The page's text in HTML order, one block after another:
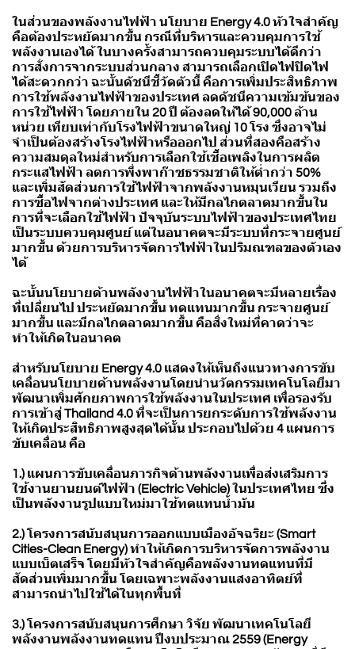
ในส่วนของพลังงานไฟฟ้า นโยบาย Energy 4.0 หัวใจสำคัญ
คือต้องประหยัดมากขึ้น กรณีที่บริหารและควบคุมการใช้
พลังงานเองได้ ในบางครั้งสามารถควบคุมระบบได้ดีกว่า
การสั่งการจากระบบส่วนกลาง สามารถเลือกเปิดไฟปิดไฟ
ได้สะดวกกว่า ฉะนั้นดัชนีชี้วัดตัวนี้ คือการเพิ่มประสิทธิภาพ
การใช้พลังงานไฟฟ้าของประเทศ ลดดัชนีความเข้มข้นของ
การใช้ไฟฟ้า โดยภายใน 20 ปี ต้องลดให้ได้ 90,000 ล้าน
หน่วย เทียบเท่ากับโรงไฟฟ้าขนาดใหญ่ 10 โรง ซึ่งอาจไม่
จำเป็นต้องสร้างโรงไฟฟ้าหรือออกไป ส่วนที่สองคือสร้าง
ความสมดุลใหม่สำหรับการเลือกใช้เชื้อเพลิงในการผลิต
กระแสไฟฟ้า ลดการพึ่งพาก๊าซธรรมชาติให้ต่ำกว่า 50%
และเพิ่มสัดส่วนการใช้ไฟฟ้าจากพลังงานหมุนเวียน รวมถึง
การซื้อไฟจากต่างประเทศ และให้มีกลไกตลาดมากขึ้นใน
การที่จะเลือกใช้ไฟฟ้า ปัจจุบันระบบไฟฟ้าของประเทศไทย
เป็นระบบควบคุมศูนย์ แต่ในอนาคตจะมีระบบที่กระจายศูนย์
มากขึ้น ด้วยการบริหารจัดการไฟฟ้าในปริมณฑลของตัวเอง
ได้
ฉะนั้นนโยบายด้านพลังงานไฟฟ้าในอนาคตจะมีหลายเรื่อง
ที่เปลี่ยนไป ประหยัดมากขึ้น ทดแทนมากขึ้น กระจายศูนย์
มากขึ้น และมีกลไกตลาดมากขึ้น คือสิ่งใหม่ที่คาดว่าจะ
ทำให้เกิดในอนาคต
สำหรับนโยบาย Energy 4.0 แสดงให้เห็นถึงแนวทางการขับ
เคลื่อนนโยบายด้านพลังงานโดยนำนวัตกรรมเทคโนโลยีมา
พัฒนาเพิ่มศักยภาพการใช้พลังงานในประเทศ เพื่อรองรับ
การเข้าสู่ Thailand 4.0 ที่จะเป็นการยกระดับการใช้พลังงาน
ให้เกิดประสิทธิภาพสูงสุดได้นั้น ประกอบไปด้วย 4 แผนการ
ขับเคลื่อน คือ
1.) แผนการขับเคลื่อนภารกิจด้านพลังงานเพื่อส่งเสริมการ
ใช้งานยานยนต์ไฟฟ้า (Electric Vehicle) ในประเทศไทย ซึ่ง
เป็นพลังงานรูปแบบใหม่มาใช้ทดแทนน้ำมัน
2.) โครงการสนับสนุนการออกแบบเมืองอัจฉริยะ (Smart
Cities-Clean Energy) ทำให้เกิดการบริหารจัดการพลังงาน
แบบเบ็ตเสร็จ โดยมีหัวใจสำคัญคือพลังงานทดแทนที่มี
สัดส่วนเพิ่มมากขึ้น โดยเฉพาะพลังงานแสงอาทิตย์ที่
สามารถนำไปใช้ได้ในทุกพื้นที่
3.) โครงการสนับสนุนการศึกษา วิจัย พัฒนาเทคโนโลยี
พลังงานพลังงานทดแทน ปีงบประมาณ 2559 (Energy